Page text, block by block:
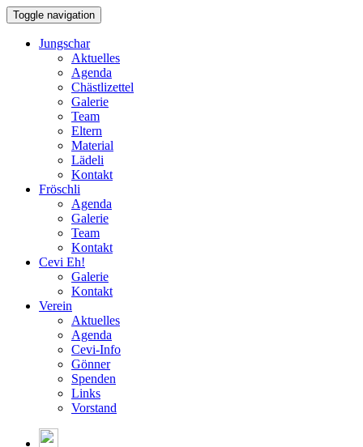
Toggle navigation
Jungschar
Aktuelles
Agenda
Chästlizettel
Galerie
Team
Eltern
Material
Lädeli
Kontakt
Fröschli
Agenda
Galerie
Team
Kontakt
Cevi Eh!
Galerie
Kontakt
Verein
Aktuelles
Agenda
Cevi-Info
Gönner
Spenden
Links
Vorstand